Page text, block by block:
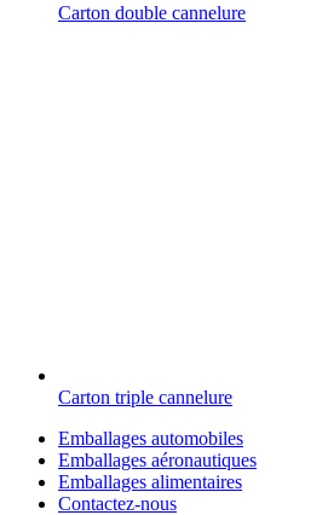
Carton double cannelure
Carton triple cannelure
Emballages automobiles
Emballages aéronautiques
Emballages alimentaires
Contactez-nous